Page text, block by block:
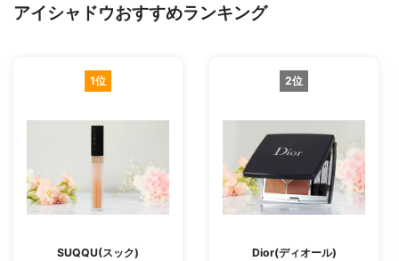
アイシャドウおすすめランキング
1位
SUQQU(スック)
2位
Dior(ディオール)